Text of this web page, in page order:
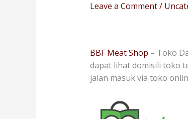
Leave a Comment/
BBF Meat Shop – Toko
dapat lihat domisili toko
jalan masuk via toko